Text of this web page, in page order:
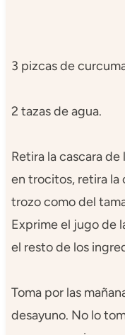
3 pizcas de
2 tazas de agua.
Retira la cascara
en trocitos, retira la
trozo como del
Exprime el jugo de
el resto de los
Toma por las
desayuno. No lo